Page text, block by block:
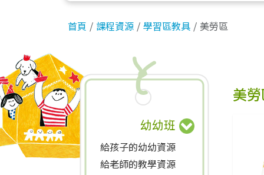
首頁 課程資源 學習區教具 美勞區
幼幼班
給孩子的幼幼資源
給老師的教學資源
美